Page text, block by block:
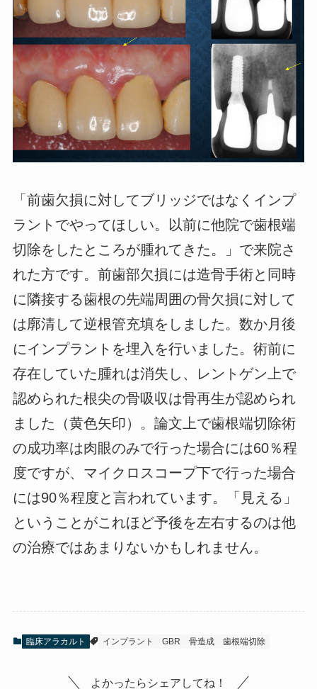
「前歯欠損に対してブリッジではなくインプ
ラントでやってほしい。以前に他院で歯根端
切除をしたところが腫れてきた。」で来院さ
れた方です。前歯部欠損には造骨手術と同時
に隣接する歯根の先端周囲の骨欠損に対して
は廓清して逆根管充填をしました。数か月後
にインプラントを埋入を行いました。術前に
存在していた腫れは消失し、レントゲン上で
認められた根尖の骨吸収は骨再生が認められ
ました（黄色矢印）。論文上で歯根端切除術
の成功率は肉眼のみで行った場合には60％程
度ですが、マイクロスコープ下で行った場合
には90％程度と言われています。「見える」
ということがこれほど予後を左右するのは他
の治療ではあまりないかもしれません。
臨床アラカルト インプラント GBR 骨造成 歯根端切除
よかったらシェアしてね！